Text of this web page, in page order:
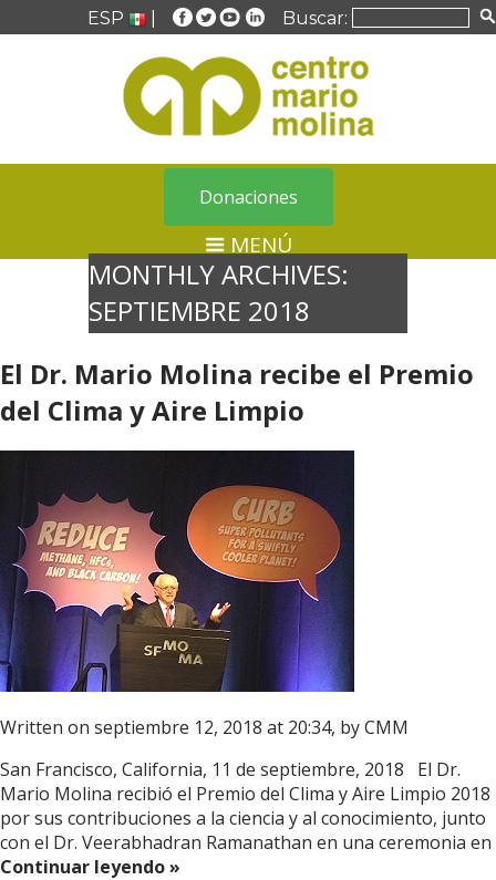
ESP Buscar:
Donaciones
MENÚ
MONTHLY ARCHIVES:
SEPTIEMBRE 2018
El Dr. Mario Molina recibe el Premio
del Clima y Aire Limpio
Written on septiembre 12, 2018 at 20:34, byCMM
San Francisco, California, 11 de septiembre, 2018 El Dr.
Mario Molina recibió el Premio del Clima y Aire Limpio 2018
por sus contribuciones a la ciencia y al conocimiento, junto
con el Dr. Veerabhadran Ramanathan en una ceremonia en
Continuar leyendo »